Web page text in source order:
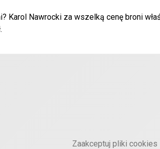
Karol Nawrocki za wszelką cenę broni
Zaakceptuj pliki cookies